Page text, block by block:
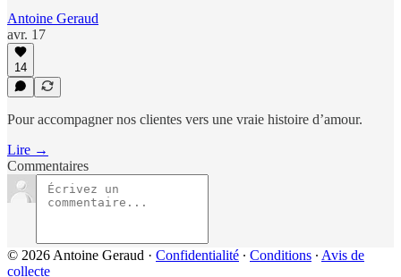
Antoine Geraud
avr. 17
14
Pour accompagner nos clientes vers une vraie histoire d’amour.
Lire →
Commentaires
© 2026 Antoine Geraud · Confidentialité ∙ Conditions ∙ Avis de
collecte